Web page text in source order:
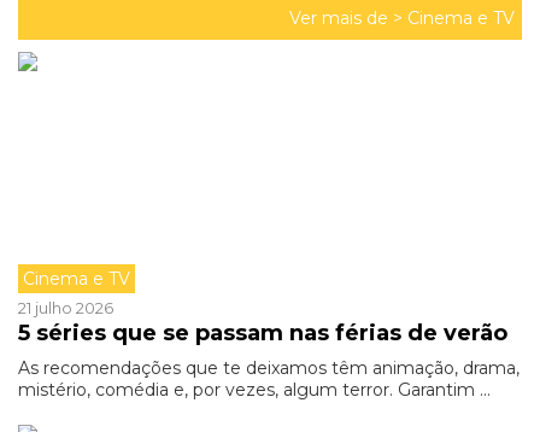
Ver mais de > Cinema e TV
Cinema e TV
21 julho 2026
5 séries que se passam nas férias de verão
As recomendações que te deixamos têm animação, drama,
mistério, comédia e, por vezes, algum terror. Garantim ...